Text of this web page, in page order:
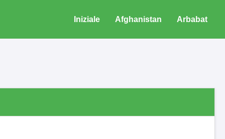
Iniziale Afghanistan Arbabat